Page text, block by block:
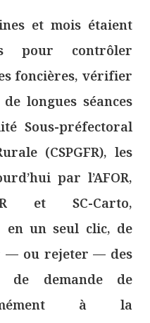
et mois étaient
pour contrôler
foncières, vérifier
longues séances
Sous-préfectoral
(CSPGFR), les
par l’AFOR,
et SC-Carto,
en un seul clic, de
— ou rejeter — des
de demande de
à la